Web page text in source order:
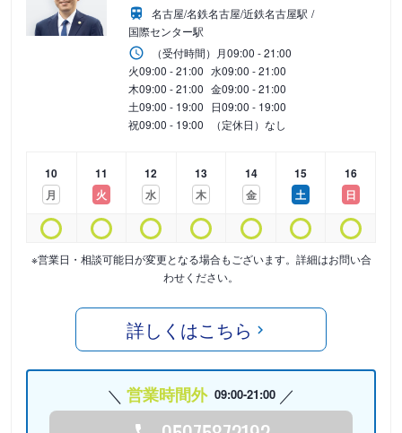
名古屋/名鉄名古屋/近鉄名古屋駅
国際センター駅
（受付時間） 月09:00 - 21:00
火09:00 - 21:00 水09:00 - 21:00
木09:00 - 21:00 金09:00 - 21:00
土09:00 - 19:00 日09:00 - 19:00
祝09:00 - 19:00 （定休日）なし
10
月
11
火
12
水
13
木
14
金
15
土
16
日
※営業日・相談可能日が変更となる場合もございます。詳細はお問い合
わせください。
詳しくはこちら
営業時間外 09:00-21:00